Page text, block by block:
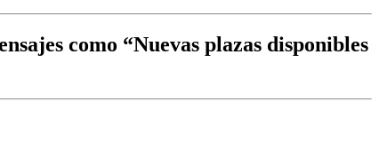
como “Nuevas plazas disponibles